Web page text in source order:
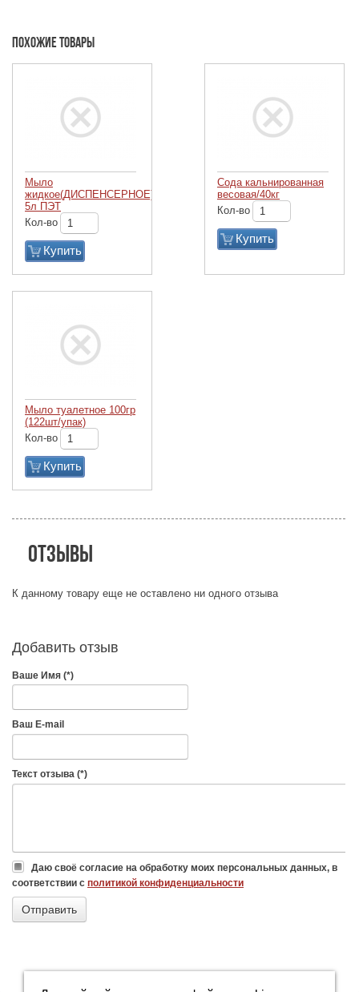
Похожие товары
Мыло
жидкое(ДИСПЕНСЕРНОЕ)
5л ПЭТ
Кол-во
Купить
Сода кальнированная
весовая/40кг
Кол-во
Купить
Мыло туалетное 100гр
(122шт/упак)
Кол-во
Купить
Отзывы
К данному товару еще не оставлено ни одного отзыва
Добавить отзыв
Ваше Имя (*)
Ваш E-mail
Текст отзыва (*)
Даю своё согласие на обработку моих персональных данных, в
соответствии с политикой конфиденциальности